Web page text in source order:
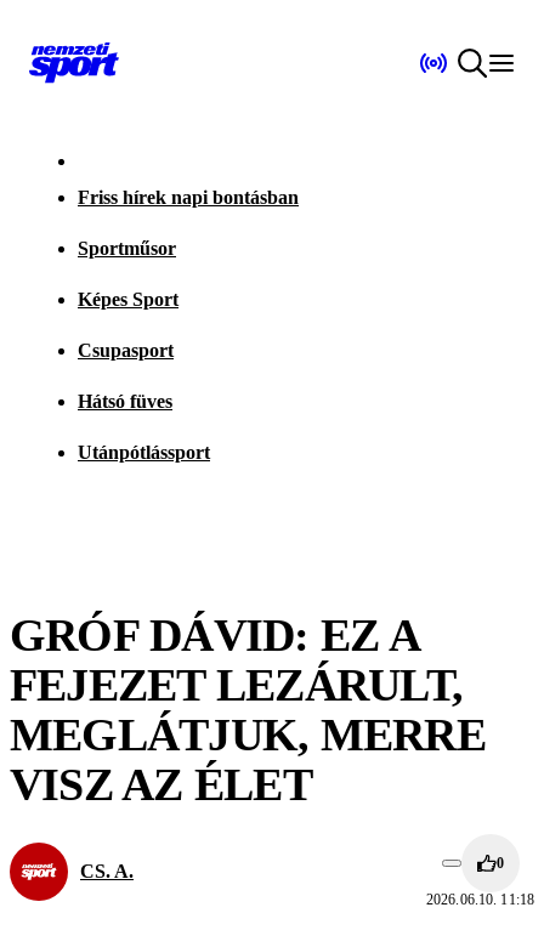
Friss hírek napi bontásban
Sportműsor
Képes Sport
Csupasport
Hátsó füves
Utánpótlássport
GRÓF DÁVID: EZ A
FEJEZET LEZÁRULT,
MEGLÁTJUK, MERRE
VISZ AZ ÉLET
CS. A. 0
2026.06.10. 11:18